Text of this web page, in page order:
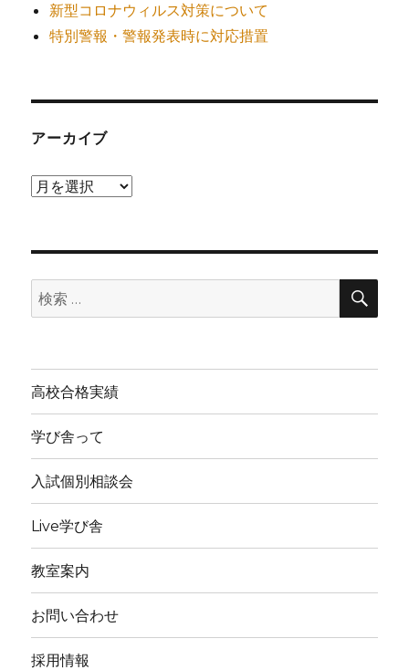
新型コロナウィルス対策について
特別警報・警報発表時に対応措置
アーカイブ
ア
ブ
検
索:
検
高校合格実績
学び舎って
入試個別相談会
Live学び舎
教室案内
お問い合わせ
採用情報